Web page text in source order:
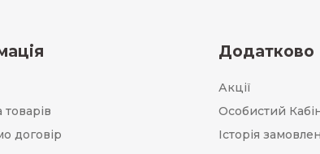
договір
Додатково
Акції
Особистий
Історія